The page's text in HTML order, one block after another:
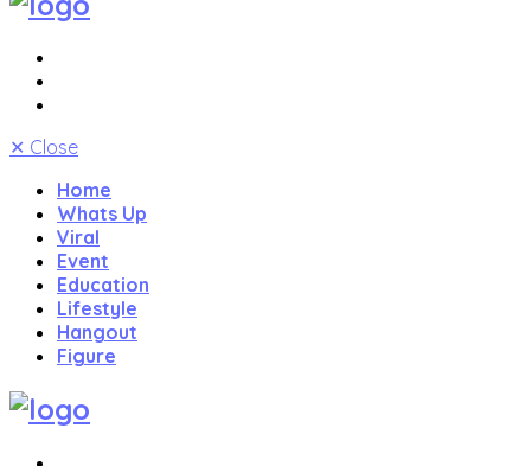
✕ Close
Home
Whats Up
Viral
Event
Education
Lifestyle
Hangout
Figure